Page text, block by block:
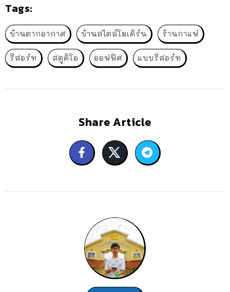
Tags:
บ้านตากอากาศ บ้านสไตล์โมเดิร์น ร้านกาแฟ
รีสอร์ท สตูดิโอ ออฟฟิศ แบบรีสอร์ท
Share Article